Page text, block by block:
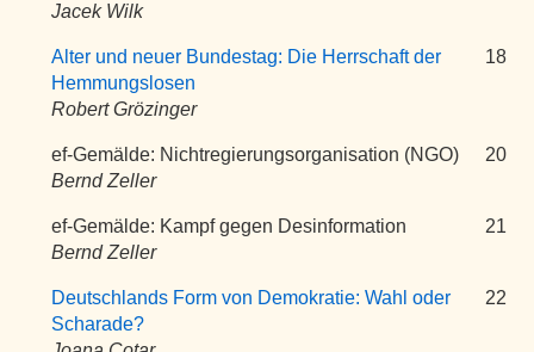
Jacek Wilk
Alter und neuer Bundestag: Die Herrschaft der
Hemmungslosen
Robert Grözinger
18
ef-Gemälde: Nichtregierungsorganisation (NGO)
Bernd Zeller
20
ef-Gemälde: Kampf gegen Desinformation
Bernd Zeller
21
Deutschlands Form von Demokratie: Wahl oder
Scharade?
22